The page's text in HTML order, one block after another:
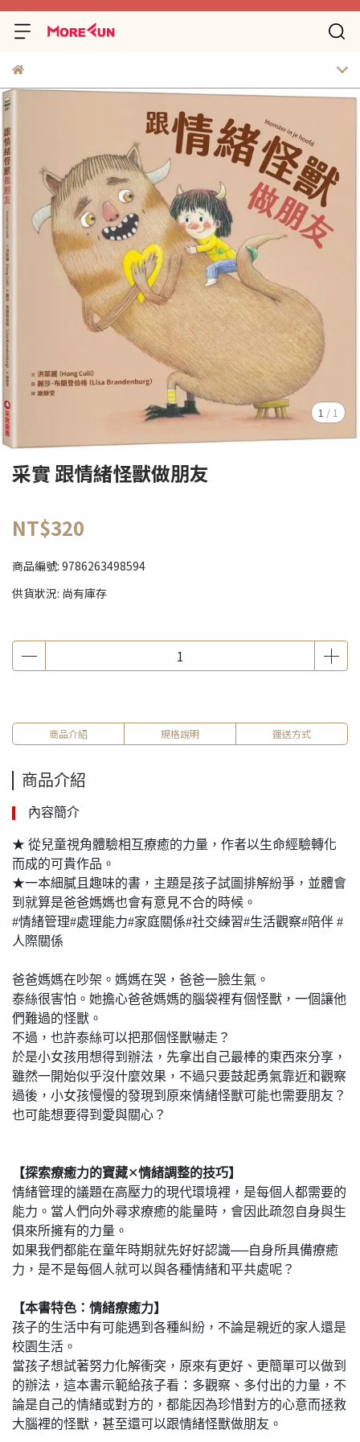
1 /1
采實 跟情緒怪獸做朋友
NT$320
商品編號: 9786263498594
供貨狀況: 尚有庫存
商品介紹 規格說明 運送方式
商品介紹
內容簡介
★ 從兒童視角體驗相互療癒的力量，作者以生命經驗轉化
而成的可貴作品。
★一本細膩且趣味的書，主題是孩子試圖排解紛爭，並體會
到就算是爸爸媽媽也會有意見不合的時候。
#情緒管理#處理能力#家庭關係#社交練習#生活觀察#陪伴 #
人際關係
爸爸媽媽在吵架。媽媽在哭，爸爸一臉生氣。
泰絲很害怕。她擔心爸爸媽媽的腦袋裡有個怪獸，一個讓他
們難過的怪獸。
不過，也許泰絲可以把那個怪獸嚇走？
於是小女孩用想得到辦法，先拿出自己最棒的東西來分享，
雖然一開始似乎沒什麼效果，不過只要鼓起勇氣靠近和觀察
過後，小女孩慢慢的發現到原來情緒怪獸可能也需要朋友？
也可能想要得到愛與關心？
【探索療癒力的寶藏✕情緒調整的技巧】
情緒管理的議題在高壓力的現代環境裡，是每個人都需要的
能力。當人們向外尋求療癒的能量時，會因此疏忽自身與生
俱來所擁有的力量。
如果我們都能在童年時期就先好好認識──自身所具備療癒
力，是不是每個人就可以與各種情緒和平共處呢？
【本書特色：情緒療癒力】
孩子的生活中有可能遇到各種糾紛，不論是親近的家人還是
校園生活。
當孩子想試著努力化解衝突，原來有更好、更簡單可以做到
的辦法，這本書示範給孩子看：多觀察、多付出的力量，不
論是自己的情緒或對方的，都能因為珍惜對方的心意而拯救
大腦裡的怪獸，甚至還可以跟情緒怪獸做朋友。